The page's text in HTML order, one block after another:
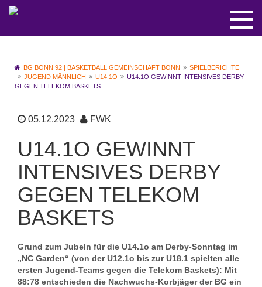
BG BONN 92 | BASKETBALL GEMEINSCHAFT BONN
SPIELBERICHTE
JUGEND MÄNNLICH
U14.1O
U14.1O GEWINNT INTENSIVES DERBY
GEGEN TELEKOM BASKETS
05.12.2023 FWK
U14.1O GEWINNT
INTENSIVES DERBY
GEGEN TELEKOM
BASKETS
Grund zum Jubeln für die U14.1o am Derby-Sonntag im
„NC Garden“ (von der U12.1o bis zur U18.1 spielten alle
ersten Jugend-Teams gegen die Telekom Baskets): Mit
88:78 entschieden die Nachwuchs-Korbjäger der BG ein